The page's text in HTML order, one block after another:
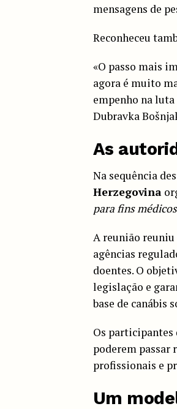
mensagens de
Reconheceu
«O passo mais
agora é muito
empenho na
Dubravka
As
Na sequência
Herzegovina
para fins
A reunião
agências
doentes. O
legislação e
base de canábis
Os participantes
poderem passar
profissionais e
Um